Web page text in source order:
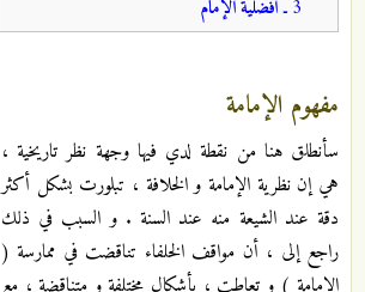
3 ـ أفضلية الإمام
مفهوم الإمامة
سأنطلق هنا من نقطة لدي فيها وجهة نظر تاريخية ،
هي إن نظرية الإمامة و الخلافة ، تبلورت بشكل أكثر
دقة عند الشيعة منه عند السنة . و السبب في ذلك
راجع إلى ، أن مواقف الخلفاء تناقضت في ممارسة (